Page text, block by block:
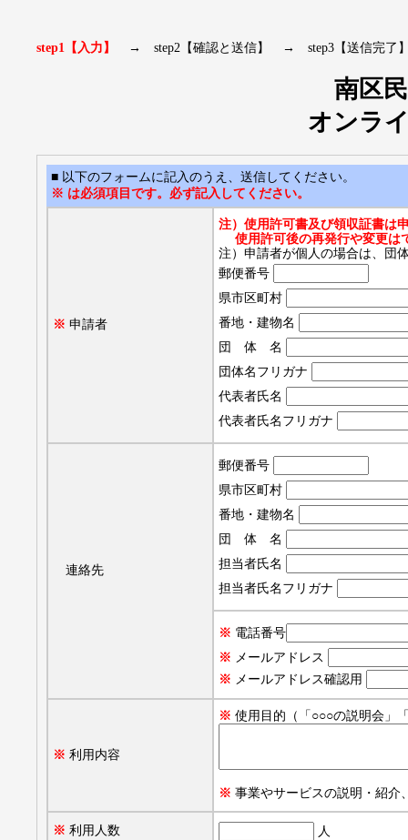
step1【入力】 → step2【確認と送信】 → step3【送信完了
南区
オンラ
■ 以下のフォームに記入のうえ、送信してください。
※ は必須項目です。必ず記入してください。
※ 申請者
注）使用許可書及び領収証書は
使用許可後の再発行や変更は
注）申請者が個人の場合は、団
郵便番号
県市区町村
番地・建物名
団 体 名
団体名フリガナ
代表者氏名
代表者氏名フリガナ
連絡先
郵便番号
県市区町村
番地・建物名
団 体 名
担当者氏名
担当者氏名フリガナ
※ 電話番号
※ メールアドレス
※ メールアドレス確認用
※ 利用内容
※ 使用目的（「○○○の説明会」
※ 事業やサービスの説明・紹
※ 利用人数 人